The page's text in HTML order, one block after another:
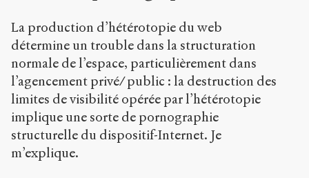
La production d’hétérotopie du web
détermine un trouble dans la structuration
normale de l’espace, particulièrement dans
l’agencement privé/ public : la destruction des
limites de visibilité opérée par l’hétérotopie
implique une sorte de pornographie
structurelle du dispositif-Internet. Je
m’explique.